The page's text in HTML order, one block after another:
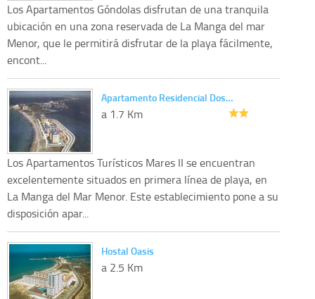
Los Apartamentos Góndolas disfrutan de una tranquila
ubicación en una zona reservada de La Manga del mar
Menor, que le permitirá disfrutar de la playa fácilmente,
encont...
Apartamento Residencial Dos…
a 1.7 Km
Los Apartamentos Turísticos Mares II se encuentran
excelentemente situados en primera línea de playa, en
La Manga del Mar Menor. Este establecimiento pone a su
disposición apar...
Hostal Oasis
a 2.5 Km